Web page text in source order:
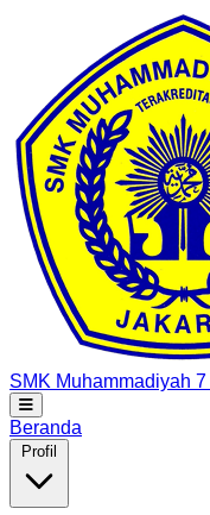
SMK Muhammadiyah 7
Beranda